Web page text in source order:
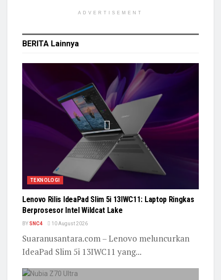
ADVERTISEMENT
BERITA Lainnya
TEKNOLOGI
Lenovo Rilis IdeaPad Slim 5i 13IWC11: Laptop Ringkas
Berprosesor Intel Wildcat Lake
BY SNC4 10 August 2026
Suaranusantara.com – ‎Lenovo meluncurkan
IdeaPad Slim 5i 13IWC11 yang...